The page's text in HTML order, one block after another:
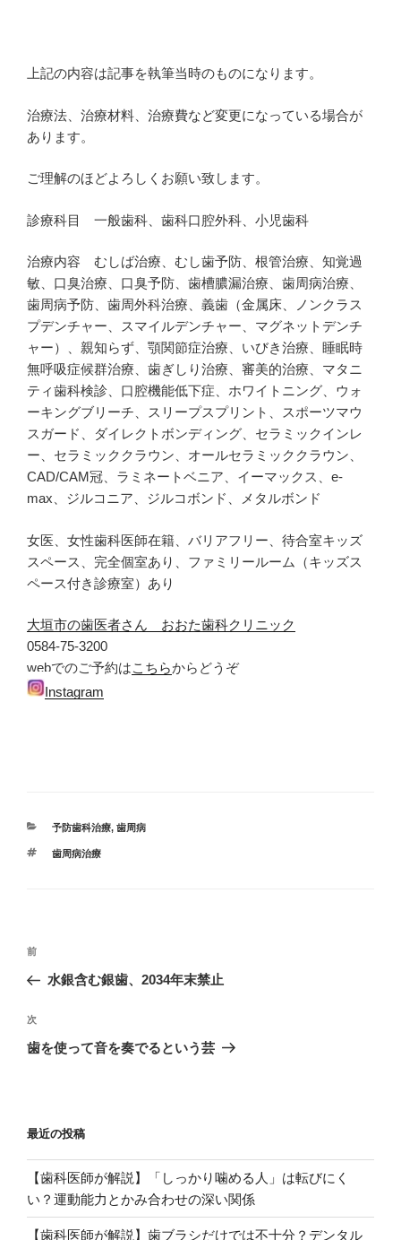
上記の内容は記事を執筆当時のものになります。
治療法、治療材料、治療費など変更になっている場合が
あります。
ご理解のほどよろしくお願い致します。
診療科目 一般歯科、歯科口腔外科、小児歯科
治療内容 むしば治療、むし歯予防、根管治療、知覚過
敏、口臭治療、口臭予防、歯槽膿漏治療、歯周病治療、
歯周病予防、歯周外科治療、義歯（金属床、ノンクラス
プデンチャー、スマイルデンチャー、マグネットデンチ
ャー）、親知らず、顎関節症治療、いびき治療、睡眠時
無呼吸症候群治療、歯ぎしり治療、審美的治療、マタニ
ティ歯科検診、口腔機能低下症、ホワイトニング、ウォ
ーキングブリーチ、スリープスプリント、スポーツマウ
スガード、ダイレクトボンディング、セラミックインレ
ー、セラミッククラウン、オールセラミッククラウン、
CAD/CAM冠、ラミネートベニア、イーマックス、e-
max、ジルコニア、ジルコボンド、メタルボンド
女医、女性歯科医師在籍、バリアフリー、待合室キッズ
スペース、完全個室あり、ファミリールーム（キッズス
ペース付き診療室）あり
大垣市の歯医者さん おおた歯科クリニック
0584-75-3200
webでのご予約はこちらからどうぞ
Instagram
カ
ゴ
予防歯科治療, 歯周病
タ
歯周病治療
投
ナ
ビ
ゲ
ン
過
去
投
稿
前
水銀含む銀歯、2034年末禁止
次
の
次
歯を使って音を奏でるという芸
最近の投稿
【歯科医師が解説】「しっかり噛める人」は転びにく
い？運動能力とかみ合わせの深い関係
【歯科医師が解説】歯ブラシだけでは不十分？デンタル